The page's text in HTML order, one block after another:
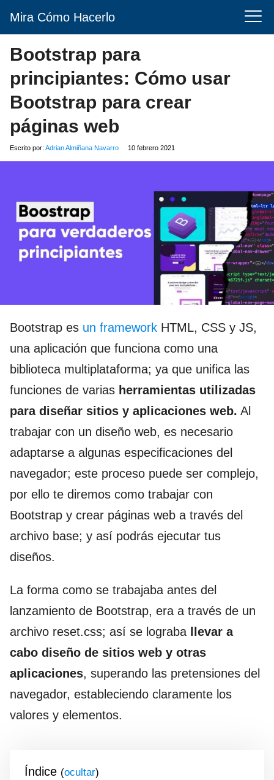
Mira Cómo Hacerlo
Bootstrap para
principiantes: Cómo usar
Bootstrap para crear
páginas web
Escrito por: Adrian Almiñana Navarro 10 febrero 2021
Bootstrap es un framework HTML, CSS y JS,
una aplicación que funciona como una
biblioteca multiplataforma; ya que unifica las
funciones de varias herramientas utilizadas
para diseñar sitios y aplicaciones web. Al
trabajar con un diseño web, es necesario
adaptarse a algunas especificaciones del
navegador; este proceso puede ser complejo,
por ello te diremos como trabajar con
Bootstrap y crear páginas web a través del
archivo base; y así podrás ejecutar tus
diseños.
La forma como se trabajaba antes del
lanzamiento de Bootstrap, era a través de un
archivo reset.css; así se lograba llevar a
cabo diseño de sitios web y otras
aplicaciones, superando las pretensiones del
navegador, estableciendo claramente los
valores y elementos.
Índice ( )